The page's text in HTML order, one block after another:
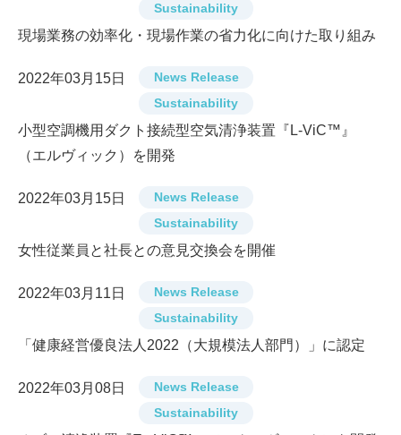
Sustainability
現場業務の効率化・現場作業の省力化に向けた取り組み
2022年03月15日
News Release
Sustainability
小型空調機用ダクト接続型空気清浄装置『L-ViC™』
（エルヴィック）を開発
2022年03月15日
News Release
Sustainability
女性従業員と社長との意見交換会を開催
2022年03月11日
News Release
Sustainability
「健康経営優良法人2022（大規模法人部門）」に認定
2022年03月08日
News Release
Sustainability